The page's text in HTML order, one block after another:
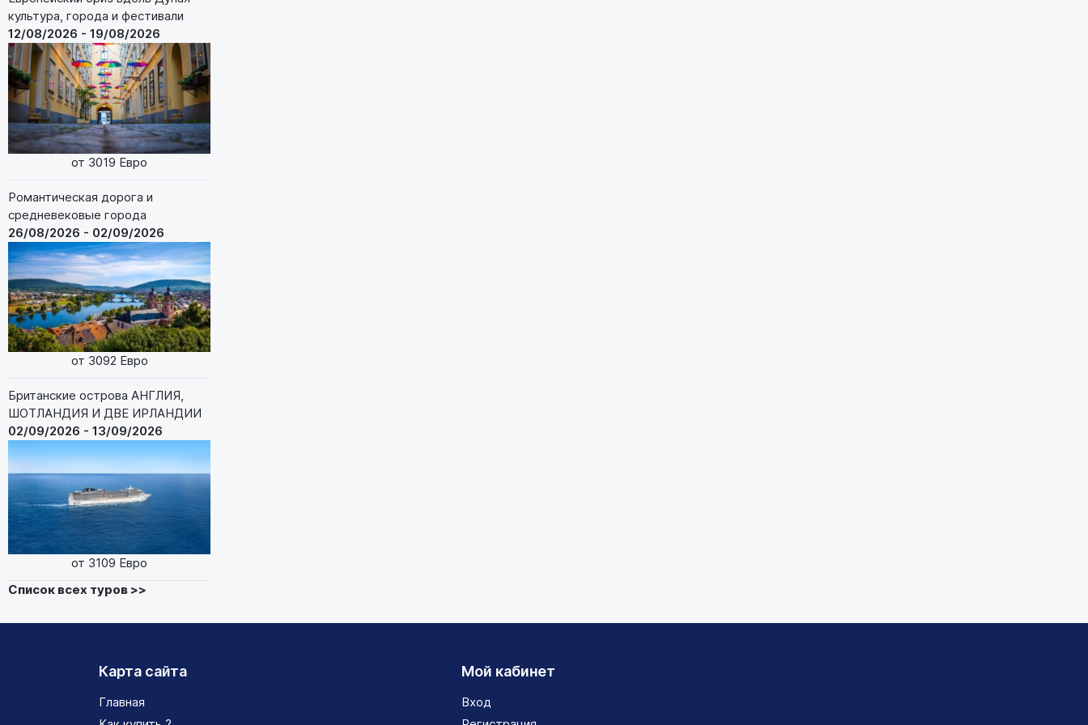
культура, города и фестивали
12/08/2026 - 19/08/2026
от 3019 Евро
Романтическая дорога и
средневековые города
26/08/2026 - 02/09/2026
от 3092 Евро
Британские острова АНГЛИЯ,
ШОТЛАНДИЯ И ДВЕ ИРЛАНДИИ
02/09/2026 - 13/09/2026
от 3109 Евро
Список всех туров >>
Карта сайта
Главная
Мой кабинет
Вход